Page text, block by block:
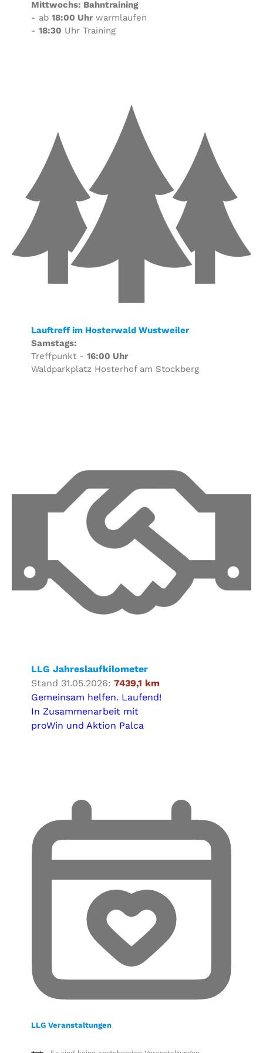
Mittwochs: Bahntraining
- ab 18:00 Uhrwarmlaufen
- 18:30 Uhr Training
Lauftreff im Hosterwald Wustweiler
Samstags:
Treffpunkt - 16:00 Uhr
Waldparkplatz Hosterhof am Stockberg
LLG Jahreslaufkilometer
Stand 31.05.2026: 7439,1 km
Gemeinsam helfen. Laufend!
In Zusammenarbeit mit
proWin und Aktion Palca
LLG Veranstaltungen